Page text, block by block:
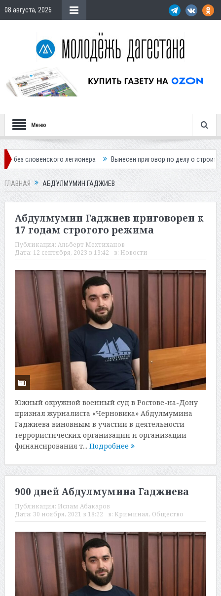
08 августа, 2026
Меню
легионера Вынесен приговор по делу о строительстве гостиницы у
ГЛАВНАЯ АБДУЛМУМИН ГАДЖИЕВ
Абдулмумин Гаджиев приговорен к
17 годам строгого режима
Публикация: Альберт Мехтиханов
Дата: 12 сентября, 2023 в 13:42 в: Новости
Южный окружной военный суд в Ростове-на-Дону
признал журналиста «Черновика» Абдулмумина
Гаджиева виновным в участии в деятельности
террористических организаций и организации
финансирования т... Подробнее
900 дней Абдулмумина Гаджиева
Публикация: Ислам Абакаров
Дата: 30 ноября, 2021 в 18:22 в: Криминал, Общество